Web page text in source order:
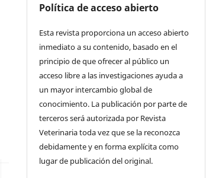
Política de acceso abierto
Esta revista proporciona un acceso abierto
inmediato a su contenido, basado en el
principio de que ofrecer al público un
acceso libre a las investigaciones ayuda a
un mayor intercambio global de
conocimiento. La publicación por parte de
terceros será autorizada por Revista
Veterinaria toda vez que se la reconozca
debidamente y en forma explícita como
lugar de publicación del original.